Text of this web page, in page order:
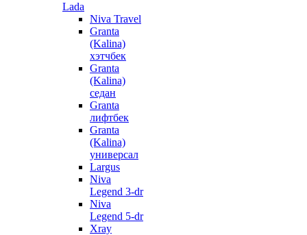
Lada
Niva Travel
Granta
(Kalina)
хэтчбек
Granta
(Kalina)
седан
Granta
лифтбек
Granta
(Kalina)
универсал
Largus
Niva
Legend 3-dr
Niva
Legend 5-dr
Xray